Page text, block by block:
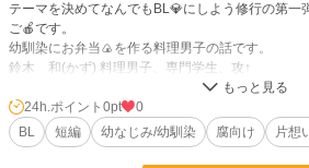
テーマを決めてなんでもBL💎にしよう修行の第一
ご🍎です。
幼馴染にお弁当🍙を作る料理男子の話です。
鈴木 和(かず) 料理男子、専門学生、攻↑
山田友治(ゆうじ)陽キャ男子、大学生、受↓
の二人の話です。よければ見てやって下さい。🍙
pixiv、なろう、エブリスタ、ピクブラに投稿した
24h.ポイント 0pt
0
BL
短編 幼なじみ/幼馴染 腐向け 片想